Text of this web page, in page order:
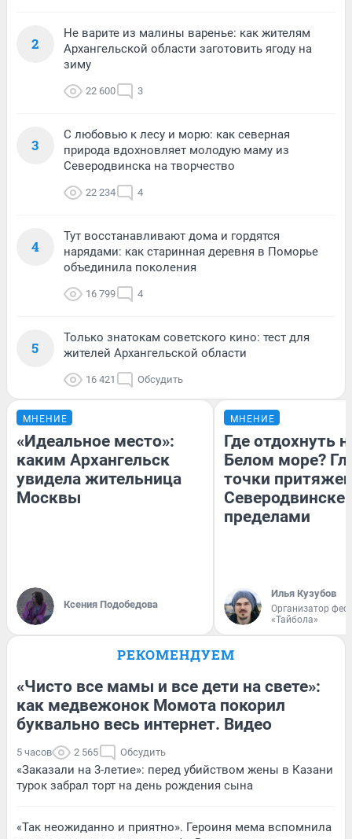
2
Не варите из малины варенье: как жителям
Архангельской области заготовить ягоду на
зиму
22 600 3
3
С любовью к лесу и морю: как северная
природа вдохновляет молодую маму из
Северодвинска на творчество
22 234 4
4
Тут восстанавливают дома и гордятся
нарядами: как старинная деревня в Поморье
объединила поколения
16 799 4
5
Только знатокам советского кино: тест для
жителей Архангельской области
16 421 Обсудить
МНЕНИЕ
«Идеальное место»:
каким Архангельск
увидела жительница
Москвы
Ксения Подобедова
МНЕНИЕ
Где отдохнуть
Белом море?
точки
Северодвинске
пределами
Илья Кузубов
Организатор
«Тайбола»
РЕКОМЕНДУЕМ
«Чисто все мамы и все дети на свете»:
как медвежонок Момота покорил
буквально весь интернет. Видео
5 часов 2 565 Обсудить
«Заказали на 3-летие»: перед убийством жены в Казани
турок забрал торт на день рождения сына
«Так неожиданно и приятно». Героиня мема вспомнила